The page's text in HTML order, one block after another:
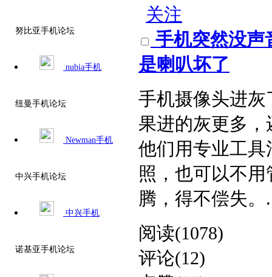
努比亚手机论坛
nubia手机
纽曼手机论坛
Newman手机
中兴手机论坛
中兴手机
诺基亚手机论坛
关注
手机突然没声
是喇叭坏了​
手机摄像头进
果进的灰更多
他们用专业工
照，也可以不
腾，得不偿失。​
阅读(1078)
评论(12)